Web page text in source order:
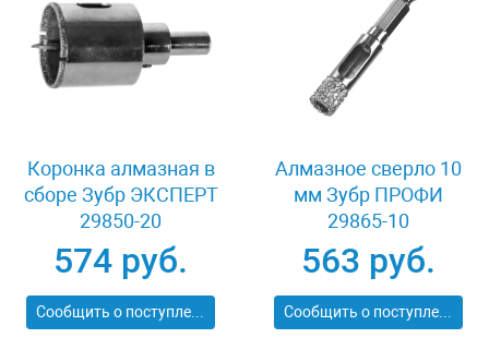
Коронка алмазная в
сборе Зубр ЭКСПЕРТ
29850-20
574 руб.
Сообщить о поступлении
Алмазное сверло 10
мм Зубр ПРОФИ
29865-10
563 руб.
Сообщить о поступлении